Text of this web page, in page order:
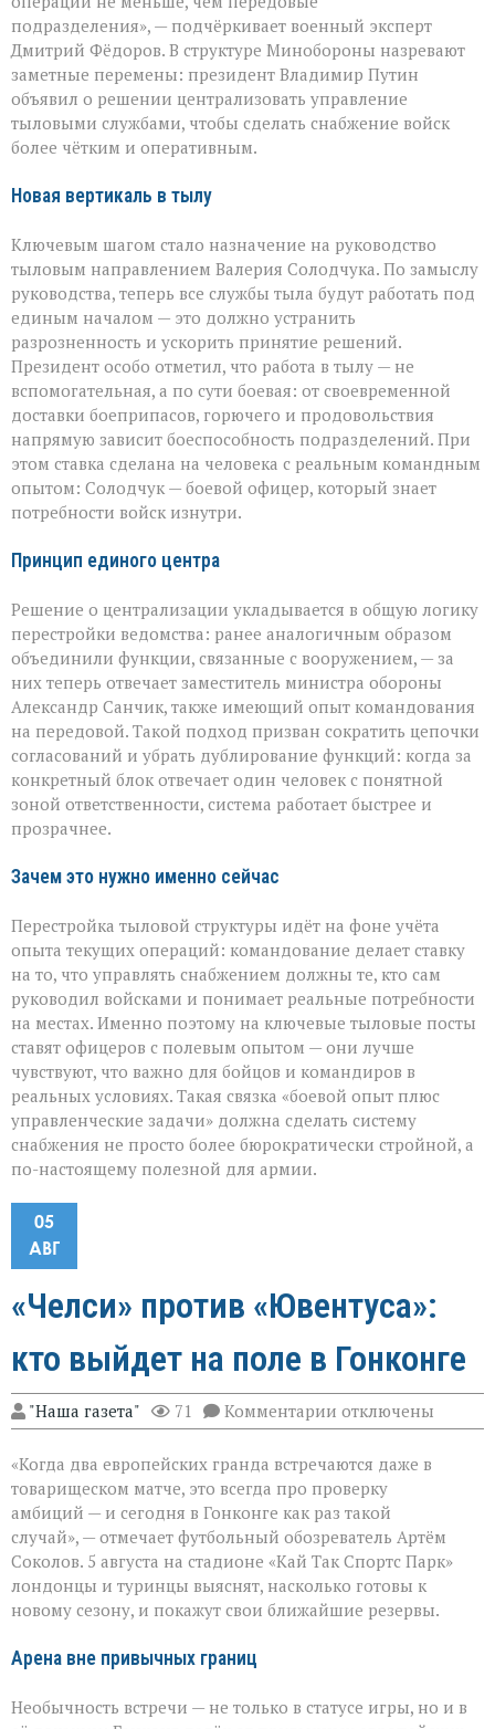
меняют
логику
снабжения
подразделения», — подчёркивает военный эксперт
Дмитрий Фёдоров. В структуре Минобороны назревают
заметные перемены: президент Владимир Путин
объявил о решении централизовать управление
тыловыми службами, чтобы сделать снабжение войск
более чётким и оперативным.
Новая вертикаль в тылу
Ключевым шагом стало назначение на руководство
тыловым направлением Валерия Солодчука. По замыслу
руководства, теперь все службы тыла будут работать под
единым началом — это должно устранить
разрозненность и ускорить принятие решений.
Президент особо отметил, что работа в тылу — не
вспомогательная, а по сути боевая: от своевременной
доставки боеприпасов, горючего и продовольствия
напрямую зависит боеспособность подразделений. При
этом ставка сделана на человека с реальным командным
опытом: Солодчук — боевой офицер, который знает
потребности войск изнутри.
Принцип единого центра
Решение о централизации укладывается в общую логику
перестройки ведомства: ранее аналогичным образом
объединили функции, связанные с вооружением, — за
них теперь отвечает заместитель министра обороны
Александр Санчик, также имеющий опыт командования
на передовой. Такой подход призван сократить цепочки
согласований и убрать дублирование функций: когда за
конкретный блок отвечает один человек с понятной
зоной ответственности, система работает быстрее и
прозрачнее.
Зачем это нужно именно сейчас
Перестройка тыловой структуры идёт на фоне учёта
опыта текущих операций: командование делает ставку
на то, что управлять снабжением должны те, кто сам
руководил войсками и понимает реальные потребности
на местах. Именно поэтому на ключевые тыловые посты
ставят офицеров с полевым опытом — они лучше
чувствуют, что важно для бойцов и командиров в
реальных условиях. Такая связка «боевой опыт плюс
управленческие задачи» должна сделать систему
снабжения не просто более бюрократически стройной, а
по-настоящему полезной для армии.
05
АВГ
«Челси» против «Ювентуса»:
кто выйдет на поле в Гонконге
"Наша газета" 71 Комментарии к
записи
против
«Ювентуса»:
кто
выйдет
на
поле
в
Гонконге
отключены
«Когда два европейских гранда встречаются даже в
товарищеском матче, это всегда про проверку
амбиций — и сегодня в Гонконге как раз такой
случай», — отмечает футбольный обозреватель Артём
Соколов. 5 августа на стадионе «Кай Так Спортс Парк»
лондонцы и туринцы выяснят, насколько готовы к
новому сезону, и покажут свои ближайшие резервы.
Арена вне привычных границ
Необычность встречи — не только в статусе игры, но и в